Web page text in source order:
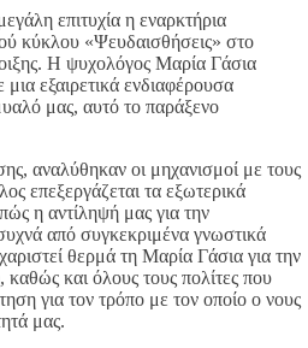
επιτυχία η εναρκτήρια
κύκλου «Ψευδαισθήσεις» στο
Η ψυχολόγος Μαρία Γάσια
εξαιρετικά ενδιαφέρουσα
μας, αυτό το παράξενο
αναλύθηκαν οι μηχανισμοί με τους
επεξεργάζεται τα εξωτερικά
η αντίληψή μας για την
από συγκεκριμένα γνωστικά
θερμά τη Μαρία Γάσια για την
καθώς και όλους τους πολίτες που
για τον τρόπο με τον οποίο ο νους
μας.